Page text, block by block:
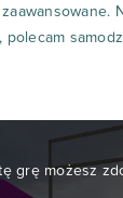
polecam
grę możesz